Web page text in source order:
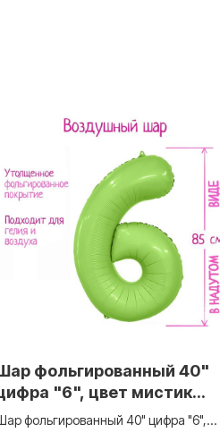
фольгированный 40"
"6", цвет мистик
Slim 9517128
фольгированный 40" цифра "6",